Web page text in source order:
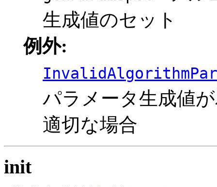
生成値のセット
例外:
パラメータ生成値
適切な場合
init